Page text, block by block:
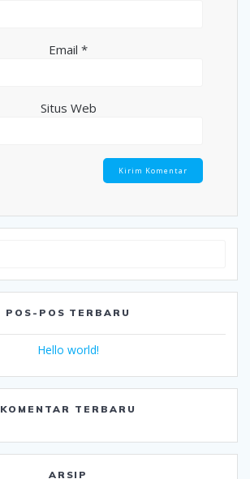
Email *
Situs Web
POS-POS TERBARU
Hello world!
KOMENTAR TERBARU
ARSIP